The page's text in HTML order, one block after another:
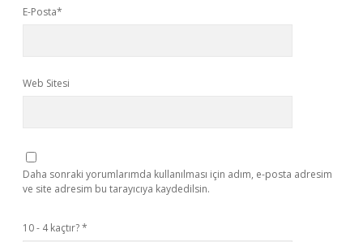
E-Posta*
Web Sitesi
Daha sonraki yorumlarımda kullanılması için adım, e-posta adresim
ve site adresim bu tarayıcıya kaydedilsin.
10 - 4 kaçtır?*